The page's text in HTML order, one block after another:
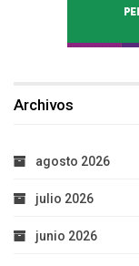
Archivos
agosto 2026
julio 2026
junio 2026